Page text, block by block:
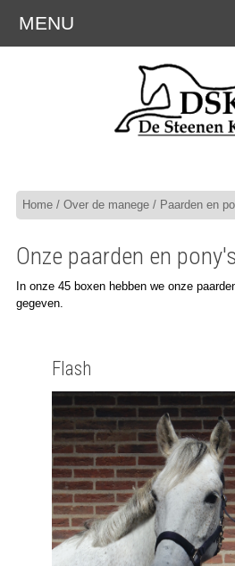
MENU
Home/ Over de manege/ Paarden en
Onze paarden en pony's
In onze 45 boxen hebben we onze
gegeven.
Flash